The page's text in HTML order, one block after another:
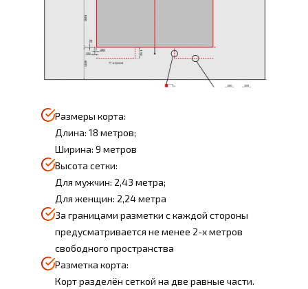
Размеры корта:
Длина: 18 метров;
Ширина: 9 метров
Высота сетки:
Для мужчин: 2,43 метра;
Для женщин: 2,24 метра
За границами разметки с каждой стороны
предусматривается не менее 2-х метров
свободного пространства
Разметка корта:
Корт разделён сеткой на две равные части.